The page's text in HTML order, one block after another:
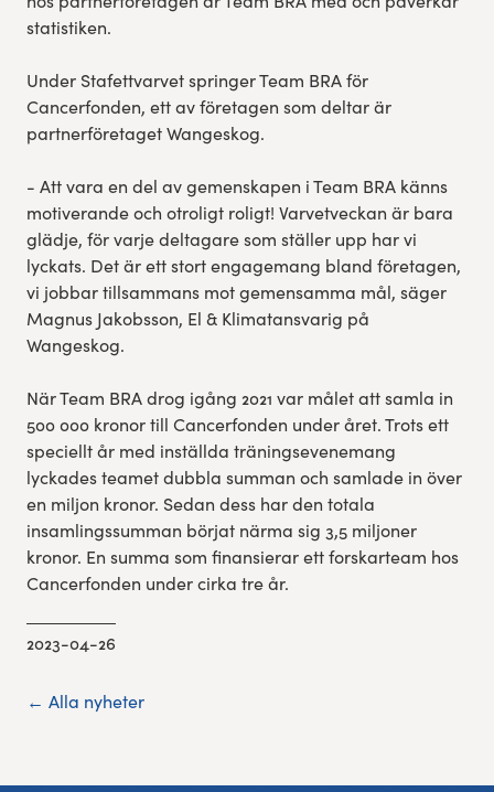
statistiken.
Under Stafettvarvet springer Team BRA för
Cancerfonden, ett av företagen som deltar är
partnerföretaget Wangeskog.
- Att vara en del av gemenskapen i Team BRA känns
motiverande och otroligt roligt! Varvetveckan är bara
glädje, för varje deltagare som ställer upp har vi
lyckats. Det är ett stort engagemang bland företagen,
vi jobbar tillsammans mot gemensamma mål, säger
Magnus Jakobsson, El & Klimatansvarig på
Wangeskog.
När Team BRA drog igång 2021 var målet att samla in
500 000 kronor till Cancerfonden under året. Trots ett
speciellt år med inställda träningsevenemang
lyckades teamet dubbla summan och samlade in över
en miljon kronor. Sedan dess har den totala
insamlingssumman börjat närma sig 3,5 miljoner
kronor. En summa som finansierar ett forskarteam hos
Cancerfonden under cirka tre år.
2023-04-26
← Alla nyheter